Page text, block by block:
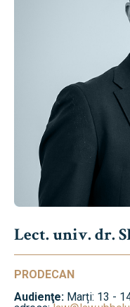
Lect. univ. dr.
PRODECAN
Audienţe: Marți: 13 -